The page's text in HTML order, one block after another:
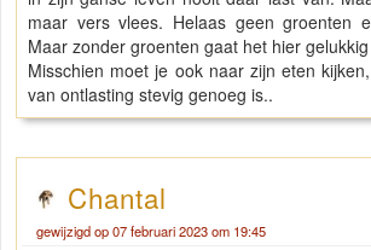
maar vers vlees. Helaas geen groenten
Maar zonder groenten gaat het hier
Misschien moet je ook naar zijn eten
van ontlasting stevig genoeg is..
Chantal
gewijzigd op 07 februari 2023 om 19:45